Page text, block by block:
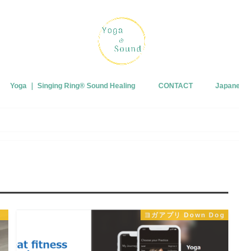
Yoga ｜ Singing Ring®︎ Sound Healing CONTACT
ヨガアプリ Down Dog